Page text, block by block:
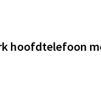
hoofdtelefoon